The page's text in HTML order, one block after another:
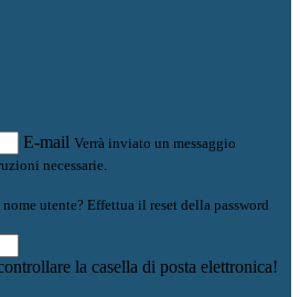
E-mail Verrà inviato un messaggio
necessarie.
utente? Effettua il reset della password
la casella di posta elettronica!